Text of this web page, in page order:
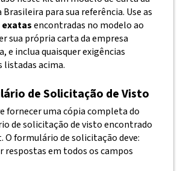
Brasileira para sua referência. Use as
exatasencontradas no modelo ao
sua própria carta da empresa
e inclua quaisquer exigências
listadas acima.
de Solicitação de Visto
fornecer uma cópia completa do
de solicitação de visto encontrado
O formulário de solicitação deve:
respostas em todos os campos